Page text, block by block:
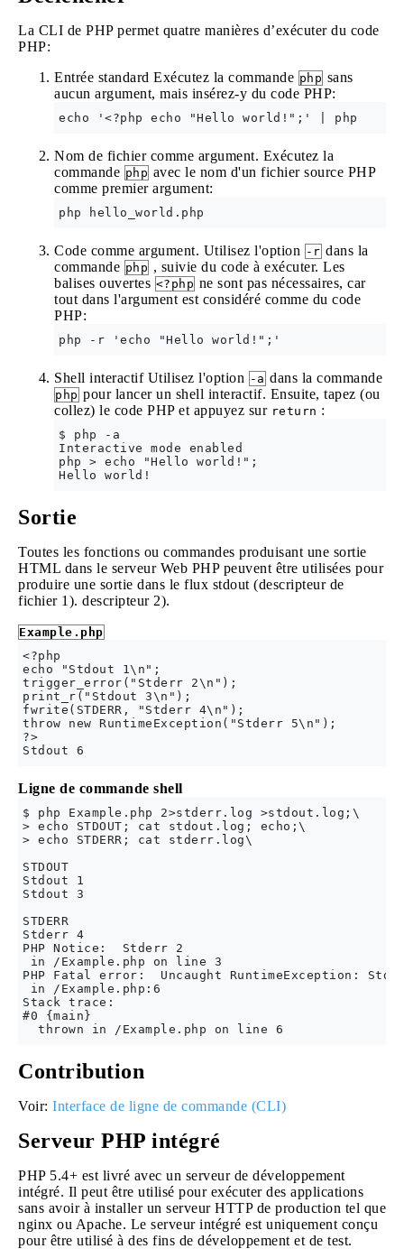
La CLI de PHP permet quatre manières d’exécuter du code
PHP:
Entrée standard Exécutez la commande php sans
aucun argument, mais insérez-y du code PHP:
echo '<?php echo "Hello world!";' | php
Nom de fichier comme argument. Exécutez la
commande php avec le nom d'un fichier source PHP
comme premier argument:
php hello_world.php
Code comme argument. Utilisez l'option -r dans la
commande php , suivie du code à exécuter. Les
balises ouvertes <?php ne sont pas nécessaires, car
tout dans l'argument est considéré comme du code
PHP:
php -r 'echo "Hello world!";'
Shell interactif Utilisez l'option -a dans la commande
php pour lancer un shell interactif. Ensuite, tapez (ou
collez) le code PHP et appuyez sur return :
$ php -a
Interactive mode enabled
php > echo "Hello world!";
Hello world!
Sortie
Toutes les fonctions ou commandes produisant une sortie
HTML dans le serveur Web PHP peuvent être utilisées pour
produire une sortie dans le flux stdout (descripteur de
fichier 1). descripteur 2).
Example.php
<?php
echo "Stdout 1\n";
trigger_error("Stderr 2\n");
print_r("Stdout 3\n");
fwrite(STDERR, "Stderr 4\n");
throw new RuntimeException("Stderr 5\n");
?>
Ligne de commande shell
$ php Example.php 2>stderr.log >stdout.log;\
> echo STDOUT; cat stdout.log; echo;\
> echo STDERR; cat stderr.log\
STDOUT
Stdout 1
Stdout 3
STDERR
Stderr 4
PHP Notice:  Stderr 2
in /Example.php on line 3
PHP Fatal error:  Uncaught RuntimeException:
in /Example.php:6
Stack trace:
#0 {main}
Contribution
Voir: Interface de ligne de commande (CLI)
Serveur PHP intégré
PHP 5.4+ est livré avec un serveur de développement
intégré. Il peut être utilisé pour exécuter des applications
sans avoir à installer un serveur HTTP de production tel que
nginx ou Apache. Le serveur intégré est uniquement conçu
pour être utilisé à des fins de développement et de test.